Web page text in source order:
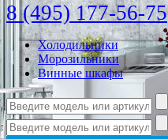
8 (495) 177-56-75
Холодильники
Морозильники
Винные шкафы